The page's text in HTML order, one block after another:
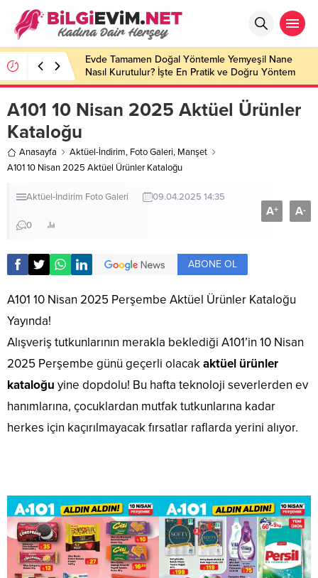
Evde Tamamen Doğal Yöntemle Yemyeşil Nane
Nasıl Kurutulur? İşte En Pratik ve Doğru Yöntem
A101 10 Nisan 2025 Aktüel Ürünler
Kataloğu
Anasayfa Aktüel-İndirim, Foto Galeri, Manşet
A101 10 Nisan 2025 Aktüel Ürünler Kataloğu
Aktüel-İndirim Foto Galeri 09.04.2025 14:35
0
A+ A-
ABONE OL
A101 10 Nisan 2025 Perşembe Aktüel Ürünler Kataloğu
Yayında!
Alışveriş tutkunlarının merakla beklediği A101’in 10 Nisan
2025 Perşembe günü geçerli olacakaktüel ürünler
kataloğu yine dopdolu! Bu hafta teknoloji severlerden ev
hanımlarına, çocuklardan mutfak tutkunlarına kadar
herkes için kaçırılmayacak fırsatlar raflarda yerini alıyor.